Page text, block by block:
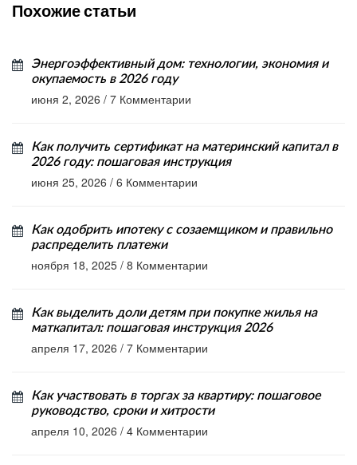
Похожие статьи
Энергоэффективный дом: технологии, экономия и
окупаемость в 2026 году
июня 2, 2026 / 7 Комментарии
Как получить сертификат на материнский капитал в
2026 году: пошаговая инструкция
июня 25, 2026 / 6 Комментарии
Как одобрить ипотеку с созаемщиком и правильно
распределить платежи
ноября 18, 2025 / 8 Комментарии
Как выделить доли детям при покупке жилья на
маткапитал: пошаговая инструкция 2026
апреля 17, 2026 / 7 Комментарии
Как участвовать в торгах за квартиру: пошаговое
руководство, сроки и хитрости
апреля 10, 2026 / 4 Комментарии